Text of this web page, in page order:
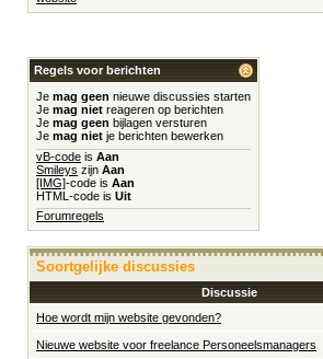
Regels voor berichten
Je mag geen nieuwe discussies starten
Je mag niet reageren op berichten
Je mag geen bijlagen versturen
Je mag niet je berichten bewerken
vB-code is Aan
Smileys zijn Aan
[IMG]-code is Aan
HTML-code is Uit
Forumregels
Soortgelijke discussies
Discussie
Hoe wordt mijn website gevonden?
Nieuwe website voor freelance Personeelsmanagers